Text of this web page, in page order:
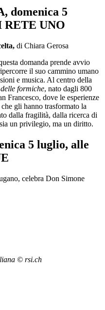
domenica 5
RETE UNO
di Chiara Gerosa
domanda prende avvio
il suo cammino umano
e musica. Al centro della
formiche, nato dagli 800
Francesco, dove le esperienze
gli hanno trasformato la
dalla fragilità, dalla ricerca di
un privilegio, ma un diritto.
5 luglio, alle
celebra Don Simone
© rsi.ch